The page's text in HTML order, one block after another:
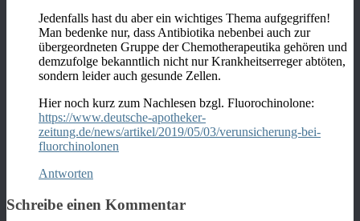
Jedenfalls hast du aber ein wichtiges Thema aufgegriffen!
Man bedenke nur, dass Antibiotika nebenbei auch zur
übergeordneten Gruppe der Chemotherapeutika gehören und
demzufolge bekanntlich nicht nur Krankheitserreger abtöten,
sondern leider auch gesunde Zellen.
Hier noch kurz zum Nachlesen bzgl. Fluorochinolone:
https://www.deutsche-apotheker-
zeitung.de/news/artikel/2019/05/03/verunsicherung-bei-
fluorchinolonen
Antworten
Schreibe einen Kommentar